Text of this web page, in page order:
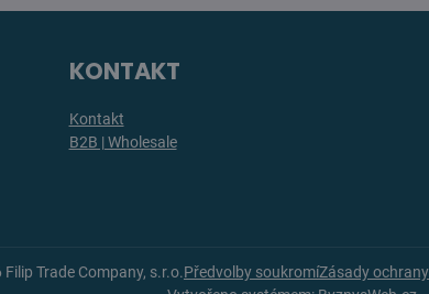
KONTAKT
Kontakt
B2B | Wholesale
Filip Trade Company, s.r.o.Předvolby soukromíZásady